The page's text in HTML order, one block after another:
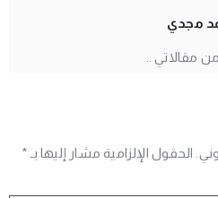
مجدي
مقالاتي ..
الحقول الإلزامية مشار إليها بـ *